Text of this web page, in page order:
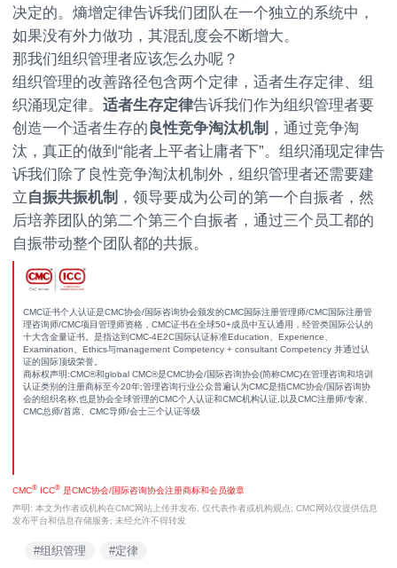
决定的。熵增定律告诉我们团队在一个独立的系统中，
如果没有外力做功，其混乱度会不断增大。
那我们组织管理者应该怎么办呢？
组织管理的改善路径包含两个定律，适者生存定律、组
织涌现定律。 适者生存定律告诉我们作为组织管理者要
创造一个适者生存的 良性竞争淘汰机制 ，通过竞争淘
汰，真正的做到“能者上平者让庸者下”。组织涌现定律告
诉我们除了良性竞争淘汰机制外，组织管理者还需要建
立自振共振机制 ，领导要成为公司的第一个自振者，然
后培养团队的第二个第三个自振者，通过三个员工都的
自振带动整个团队都的共振。
CMC证书个人认证是CMC协会/国际咨询协会颁发的CMC国际注册管理师/CMC国际注册管
理咨询师/CMC项目管理师资格，CMC证书在全球50+成员中互认通用，经管类国际公认的
十大含金量证书。是指达到CMC-4E2C国际认证标准Education、Experience、
Examination、Ethics与management Competency + consultant Competency 并通过认
证的国际顶级荣誉。
商标权声明:CMC®和global CMC®是CMC协会/国际咨询协会(简称CMC)在管理咨询和培训
认证类别的注册商标至今20年;管理咨询行业公众普遍认为CMC是指CMC协会/国际咨询协
会的组织名称,也是协会全球管理的CMC个人认证和CMC机构认证,以及CMC注册师/专家、
CMC总师/首席、CMC导师/会士三个认证等级
CMC® ICC® 是CMC协会/国际咨询协会注册商标和会员徽章
声明: 本文为作者或机构在CMC网站上传并发布, 仅代表作者或机构观点; CMC网站仅提供信息
发布平台和信息存储服务; 未经允许不得转发
#组织管理 #定律